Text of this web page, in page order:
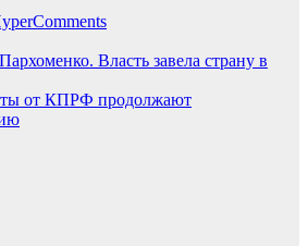
Власть завела страну в
от КПРФ продолжают